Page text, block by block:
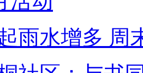
雨水增多 周